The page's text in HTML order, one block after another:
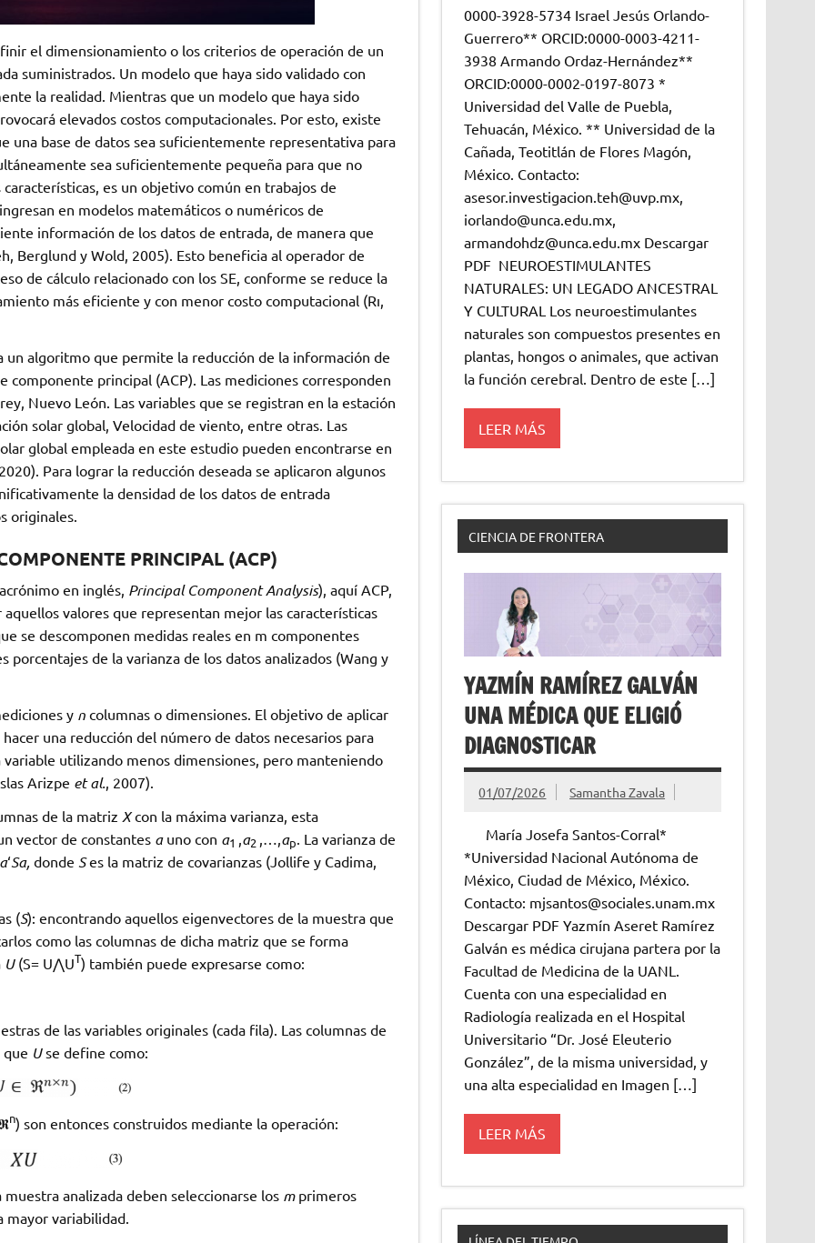
el dimensionamiento o los criterios de operación de un
suministrados. Un modelo que haya sido validado con
la realidad. Mientras que un modelo que haya sido
elevados costos computacionales. Por esto, existe
una base de datos sea suficientemente representativa para
sea suficientemente pequeña para que no
es un objetivo común en trabajos de
en modelos matemáticos o numéricos de
información de los datos de entrada, de manera que
Berglund y Wold, 2005). Esto beneficia al operador de
de cálculo relacionado con los SE, conforme se reduce la
más eficiente y con menor costo computacional (Rı,
un algoritmo que permite la reducción de la información de
componente principal (ACP). Las mediciones corresponden
Nuevo León. Las variables que se registran en la estación
solar global, Velocidad de viento, entre otras. Las
global empleada en este estudio pueden encontrarse en
Para lograr la reducción deseada se aplicaron algunos
la densidad de los datos de entrada
originales.
PRINCIPAL (ACP)
en inglés, Principal Component Analysis), aquí ACP,
valores que representan mejor las características
se descomponen medidas reales en m componentes
de la varianza de los datos analizados (Wang y
y ncolumnas o dimensiones. El objetivo de aplicar
una reducción del número de datos necesarios para
utilizando menos dimensiones, pero manteniendo
Arizpe et al. , 2007).
de la matriz Xcon la máxima varianza, esta
vector de constantes auno con a1 a2 ap . La varianza de
‘Sa, donde Ses la matriz de covarianzas (Jollife y Cadima,
(S): encontrando aquellos eigenvectores de la muestra que
como las columnas de dicha matriz que se forma
U(S= U⋀UT) también puede expresarse como:
de las variables originales (cada fila). Las columnas de
Use define como:
n) son entonces construidos mediante la operación:
analizada deben seleccionarse los mprimeros
mayor variabilidad.
0000-3928-5734 Israel Jesús Orlando-
Guerrero** ORCID:0000-0003-4211-
3938 Armando Ordaz-Hernández**
ORCID:0000-0002-0197-8073 *
Universidad del Valle de Puebla,
Tehuacán, México. ** Universidad de la
Cañada, Teotitlán de Flores Magón,
México. Contacto:
asesor.investigacion.teh@uvp.mx,
iorlando@unca.edu.mx,
armandohdz@unca.edu.mx Descargar
PDF NEUROESTIMULANTES
NATURALES: UN LEGADO ANCESTRAL
Y CULTURAL Los neuroestimulantes
naturales son compuestos presentes en
plantas, hongos o animales, que activan
la función cerebral. Dentro de este […]
LEER MÁS
CIENCIA DE FRONTERA
YAZMÍN RAMÍREZ GALVÁN
UNA MÉDICA QUE ELIGIÓ
DIAGNOSTICAR
01/07/2026 Samantha Zavala
María Josefa Santos-Corral*
*Universidad Nacional Autónoma de
México, Ciudad de México, México.
Contacto: mjsantos@sociales.unam.mx
Descargar PDF Yazmín Aseret Ramírez
Galván es médica cirujana partera por la
Facultad de Medicina de la UANL.
Cuenta con una especialidad en
Radiología realizada en el Hospital
Universitario “Dr. José Eleuterio
González”, de la misma universidad, y
una alta especialidad en Imagen […]
LEER MÁS